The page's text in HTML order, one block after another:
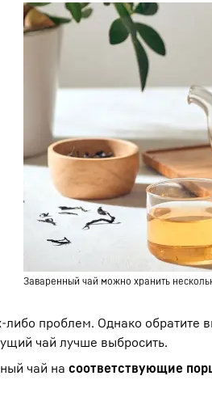
Заваренный чай можно хранить
проблем. Однако обратите
чай лучше выбросить.
чай на соответствующие